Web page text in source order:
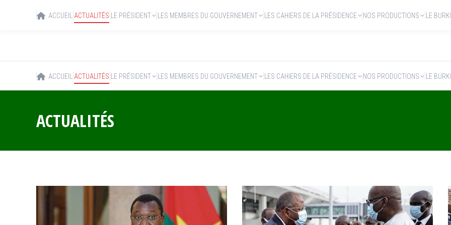
ACCUEIL ACTUALITÉS LE PRÉSIDENT LES MEMBRES DU GOUVERNEMENT LES CAHIERS DE LA PRÉSIDENCE NOS PRODUCTIONS LE
ACTUALITÉS
ACCUEIL ACTUALITÉS LE PRÉSIDENT LES MEMBRES DU GOUVERNEMENT LES CAHIERS DE LA PRÉSIDENCE NOS PRODUCTIONS LE